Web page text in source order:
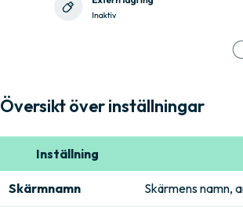
Översikt över inställningar
Inställning
Skärmnamn Skärmens namn,